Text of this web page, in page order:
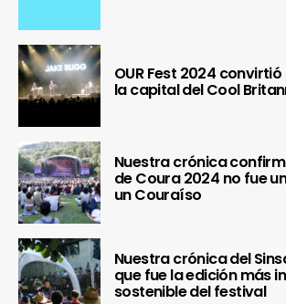
OUR Fest 2024
la capital del Cool
Nuestra crónica
de Coura 2024 no fue
un Couraíso
Nuestra crónica del
que fue la edición más
sostenible del festival